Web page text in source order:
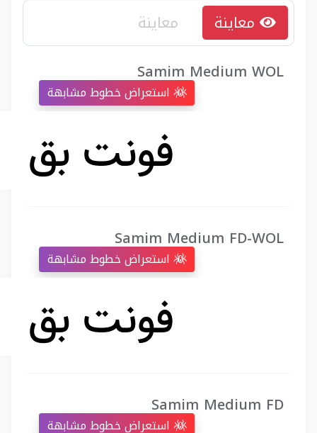
Samim Medium WOL
Samim Medium FD-WOL
Samim Medium FD